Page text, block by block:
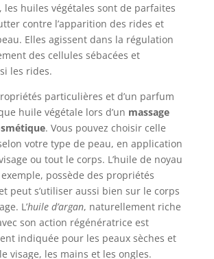
les huiles végétales sont de parfaites
contre l’apparition des rides et
Elles agissent dans la régulation
des cellules sébacées et
les rides.
particulières et d’un parfum
huile végétale lors d’un massage
. Vous pouvez choisir celle
votre type de peau, en application
ou tout le corps. L’huile de noyau
possède des propriétés
peut s’utiliser aussi bien sur le corps
L’huile d’argan, naturellement riche
son action régénératrice est
indiquée pour les peaux sèches et
visage, les mains et les ongles.